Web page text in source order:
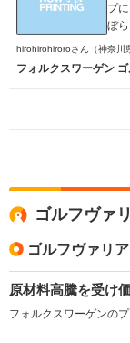
プ
ぼ
ぱ
ほ
車
ル
で
な
hirohirohiroroさん （神奈川
フォルクスワーゲン
ゴルフヴァ
ゴルフヴァリ
原材料高騰を受け